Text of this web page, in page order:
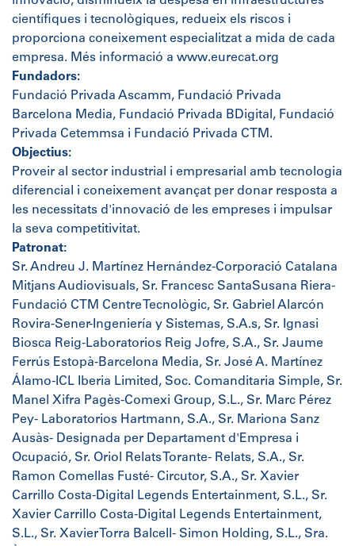
científiques i tecnològiques, redueix els riscos i
proporciona coneixement especialitzat a mida de cada
empresa. Més informació a www.eurecat.org
Fundadors:
Fundació Privada Ascamm, Fundació Privada
Barcelona Media, Fundació Privada BDigital, Fundació
Privada Cetemmsa i Fundació Privada CTM.
Objectius:
Proveir al sector industrial i empresarial amb tecnologia
diferencial i coneixement avançat per donar resposta a
les necessitats d'innovació de les empreses i impulsar
la seva competitivitat.
Patronat:
Sr. Andreu J. Martínez Hernández-Corporació Catalana
Mitjans Audiovisuals, Sr. Francesc SantaSusana Riera-
Fundació CTM Centre Tecnològic, Sr. Gabriel Alarcón
Rovira-Sener-Ingeniería y Sistemas, S.A.s, Sr. Ignasi
Biosca Reig-Laboratorios Reig Jofre, S.A., Sr. Jaume
Ferrús Estopà-Barcelona Media, Sr. José A. Martínez
Álamo-ICL Iberia Limited, Soc. Comanditaria Simple, Sr.
Manel Xifra Pagès-Comexi Group, S.L., Sr. Marc Pérez
Pey- Laboratorios Hartmann, S.A., Sr. Mariona Sanz
Ausàs- Designada per Departament d'Empresa i
Ocupació, Sr. Oriol Relats Torante- Relats, S.A., Sr.
Ramon Comellas Fusté- Circutor, S.A., Sr. Xavier
Carrillo Costa-Digital Legends Entertainment, S.L., Sr.
Xavier Carrillo Costa-Digital Legends Entertainment,
S.L., Sr. Xavier Torra Balcell- Simon Holding, S.L., Sra.